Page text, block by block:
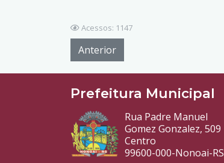
Acessos: 1147
Anterior
Prefeitura Municipal
Rua Padre Manuel
Gomez Gonzalez, 509
Centro
99600-000-Nonoai-RS